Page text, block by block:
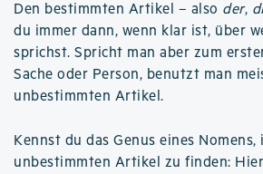
Den bestimmten Artikel – also der,
du immer dann, wenn klar ist, über
sprichst. Spricht man aber zum
Sache oder Person, benutzt man
unbestimmten Artikel.
Kennst du das Genus eines Nomens,
unbestimmten Artikel zu finden: